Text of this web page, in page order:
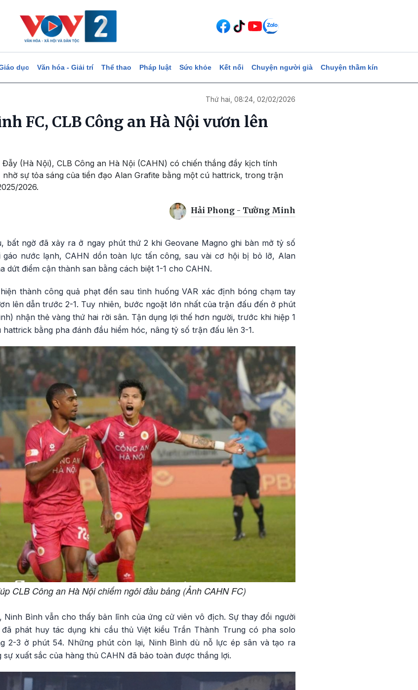
dục Văn hóa - Giải trí Thể thao Pháp luật Sức khỏe Kết nối Chuyện người già Chuyện thầm kín
Thứ hai, 08:24, 02/02/2026
FC, CLB Công an Hà Nội vươn lên
Đẫy (Hà Nội), CLB Công an Hà Nội (CAHN) có chiến thắng đầy kịch tính
sự tỏa sáng của tiền đạo Alan Grafite bằng một cú hattrick, trong trận
2026.
Hải Phong - Tường Minh
bất ngờ đã xảy ra ở ngay phút thứ 2 khi Geovane Magno ghi bàn mở tỷ số
nước lạnh, CAHN dồn toàn lực tấn công, sau vài cơ hội bị bỏ lỡ, Alan
dứt điểm cận thành san bằng cách biệt 1-1 cho CAHN.
thành công quả phạt đền sau tình huống VAR xác định bóng chạm tay
lên dẫn trước 2-1. Tuy nhiên, bước ngoặt lớn nhất của trận đấu đến ở phút
nhận thẻ vàng thứ hai rời sân. Tận dụng lợi thế hơn người, trước khi hiệp 1
bằng pha đánh đầu hiểm hóc, nâng tỷ số trận đấu lên 3-1.
CLB Công an Hà Nội chiếm ngôi đầu bảng (Ảnh CAHN FC)
Ninh Bình vẫn cho thấy bản lĩnh của ứng cử viên vô địch. Sự thay đổi người
phát huy tác dụng khi cầu thủ Việt kiều Trần Thành Trung có pha solo
2-3 ở phút 54. Những phút còn lại, Ninh Bình dù nỗ lực ép sân và tạo ra
xuất sắc của hàng thủ CAHN đã bảo toàn được thắng lợi.